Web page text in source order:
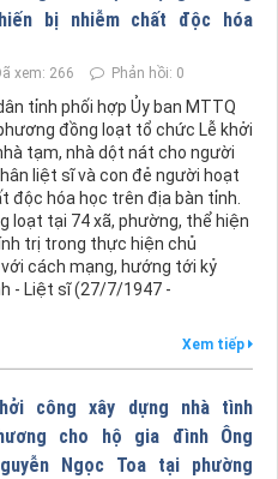
bị nhiễm chất độc hóa
xem: 266 Phản hồi: 0
tỉnh phối hợp Ủy ban MTTQ
đồng loạt tổ chức Lễ khởi
tạm, nhà dột nát cho người
liệt sĩ và con đẻ người hoạt
độc hóa học trên địa bàn tỉnh.
loạt tại 74 xã, phường, thể hiện
trị trong thực hiện chủ
cách mạng, hướng tới kỷ
- Liệt sĩ (27/7/1947 -
Xem tiếp
công xây dựng nhà tình
cho hộ gia đình Ông
Ngọc Toa tại phường